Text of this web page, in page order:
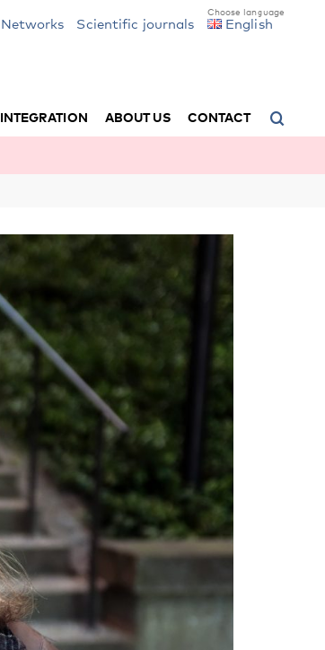
Networks Scientific journals English
INTEGRATION ABOUT US CONTACT